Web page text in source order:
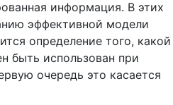
информация. В этих
эффективной модели
определение того, какой
быть использован при
очередь это касается